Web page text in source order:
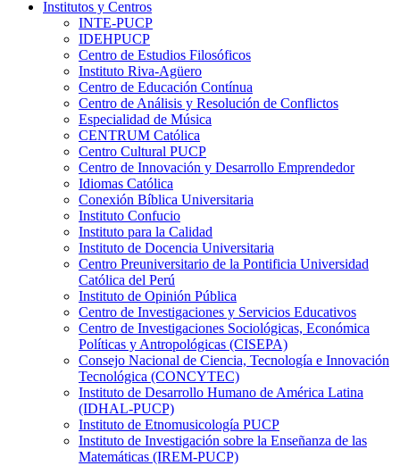
Institutos y Centros
INTE-PUCP
IDEHPUCP
Centro de Estudios Filosóficos
Instituto Riva-Agüero
Centro de Educación Contínua
Centro de Análisis y Resolución de Conflictos
Especialidad de Música
CENTRUM Católica
Centro Cultural PUCP
Centro de Innovación y Desarrollo Emprendedor
Idiomas Católica
Conexión Bíblica Universitaria
Instituto Confucio
Instituto para la Calidad
Instituto de Docencia Universitaria
Centro Preuniversitario de la Pontificia Universidad
Católica del Perú
Instituto de Opinión Pública
Centro de Investigaciones y Servicios Educativos
Centro de Investigaciones Sociológicas, Económica
Políticas y Antropológicas (CISEPA)
Consejo Nacional de Ciencia, Tecnología e Innovación
Tecnológica (CONCYTEC)
Instituto de Desarrollo Humano de América Latina
(IDHAL-PUCP)
Instituto de Etnomusicología PUCP
Instituto de Investigación sobre la Enseñanza de las
Matemáticas (IREM-PUCP)